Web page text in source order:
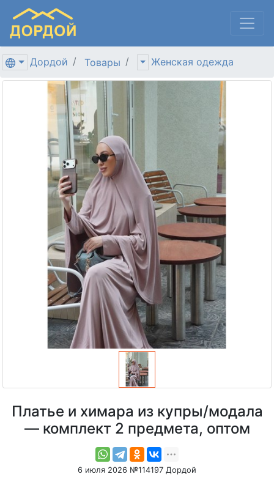
Дордой Товары Женская одежда
Платье и химара из купры/модала
— комплект 2 предмета, оптом
6 июля 2026 №114197 Дордой